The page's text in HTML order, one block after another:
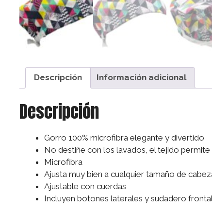
Descripción Información adicional
Descripción
Gorro 100% microfibra elegante y divertido
No destiñe con los lavados, el tejido permite
Microfibra
Ajusta muy bien a cualquier tamaño de
Ajustable con cuerdas
Incluyen botones laterales y sudadero